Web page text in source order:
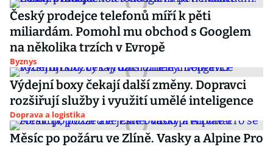
Český prodejce telefonů míří k pěti
miliardám. Pomohl mu obchod s Googlem
na několika trzích v Evropě
Byznys
Výdejní boxy čekají další změny. Dopravci
rozšiřují služby i využití umělé inteligence
Doprava a logistika
Měsíc po požáru ve Zlíně. Vasky a Alpine Pro